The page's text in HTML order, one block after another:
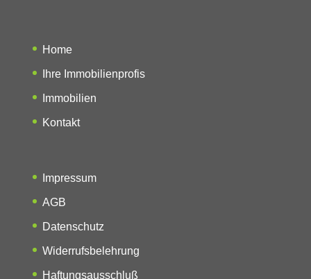
Home
Ihre Immobilienprofis
Immobilien
Kontakt
Impressum
AGB
Datenschutz
Widerrufsbelehrung
Haftungsausschluß